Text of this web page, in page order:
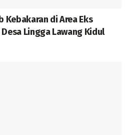
Kebakaran di Area Eks
Lingga Lawang Kidul